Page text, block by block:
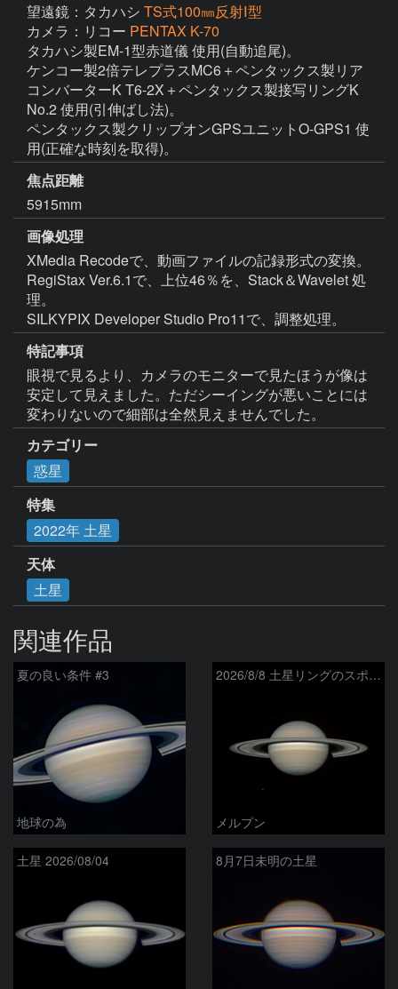
望遠鏡：タカハシ TS式100㎜反射Ⅰ型
カメラ：リコー PENTAX K-70
タカハシ製EM-1型赤道儀 使用(自動追尾)。
ケンコー製2倍テレプラスMC6＋ペンタックス製リア
コンバーターK T6-2X＋ペンタックス製接写リングK
No.2 使用(引伸ばし法)。
ペンタックス製クリップオンGPSユニットO-GPS1 使
用(正確な時刻を取得)。
焦点距離
5915mm
画像処理
XMedia Recodeで、動画ファイルの記録形式の変換。
RegiStax Ver.6.1で、上位46％を、Stack＆Wavelet 処
理。
SILKYPIX Developer Studio Pro11で、調整処理。
特記事項
眼視で見るより、カメラのモニターで見たほうが像は
安定して見えました。ただシーイングが悪いことには
変わりないので細部は全然見えませんでした。
カテゴリー
惑星
特集
2022年 土星
天体
土星
関連作品
夏の良い条件 #3
地球の為
2026/8/8 土星リングのスポーク
メルプン
土星 2026/08/04 8月7日未明の土星